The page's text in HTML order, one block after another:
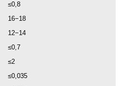
≤0,8
16−18
12−14
≤0,7
≤2
≤0,035